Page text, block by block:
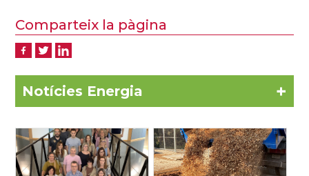
Comparteix la pàgina
Notícies Energia +